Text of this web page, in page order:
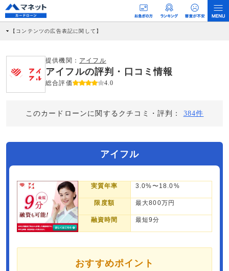
【コンテンツの広告表記に関して】
社に対して企業から紹介報酬が支払われるという収益モデルです。 ただし、特定の
商品を根拠なくPRするものではなく、当編集部の調査／ユーザーへの口コミ収集な
どに基づき、公平性を担保した情報提供を行っています。
>提携企業一覧
提供機関： アイフル
アイフルの評判・口コミ情報
総合評価 4.0
このカードローンに関するクチコミ・評判： 384件
アイフル
実質年率 3.0%〜18.0%
限度額 最大800万円
融資時間 最短9分
おすすめポイント